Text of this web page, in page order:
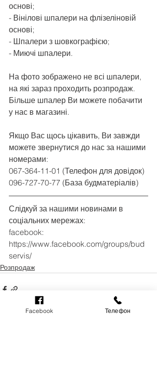
основі;
- Вінілові шпалери на флізеліновій
основі;
- Шпалери з шовкографією;
- Миючі шпалери.
На фото зображено не всі шпалери,
на які зараз проходить розпродаж.
Більше шпалер Ви можете побачити
у нас в магазині.
Якщо Вас щось цікавить, Ви завжди
можете звернутися до нас за нашими
номерами:
067-364-11-01 (Телефон для довідок)
096-727-70-77 (База будматеріалів)
Слідкуй за нашими новинами в
соціальних мережах:
facebook:
https://www.facebook.com/groups/bud
servis/
Розпродаж
Facebook Телефон